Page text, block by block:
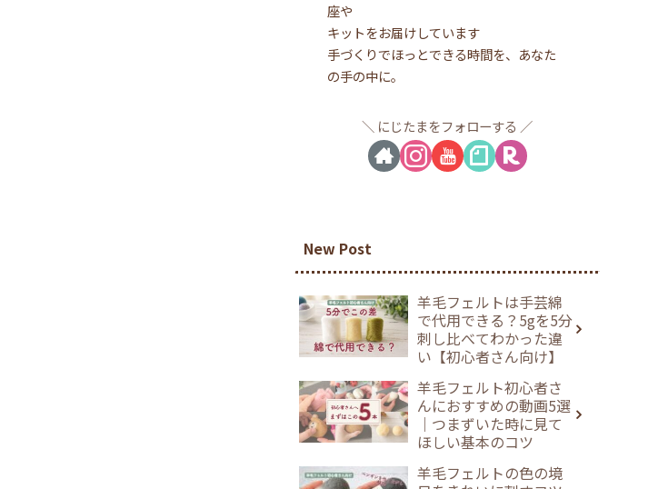
座や
キットをお届けしています
手づくりでほっとできる時間を、あなた
の手の中に。
にじたまをフォローする
New Post
羊毛フェルトは手芸綿
で代用できる？5gを5分
刺し比べてわかった違
い【初心者さん向け】
羊毛フェルト初心者さ
んにおすすめの動画5選
｜つまずいた時に見て
ほしい基本のコツ
羊毛フェルトの色の境